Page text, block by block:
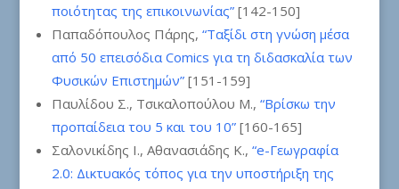
ποιότητας της επικοινωνίας”[142-150]
Παπαδόπουλος Πάρης, “Ταξίδι στη γνώση μέσα
από 50 επεισόδια Comics για τη διδασκαλία των
Φυσικών Επιστημών”[151-159]
Παυλίδου Σ., Τσικαλοπούλου Μ., “Βρίσκω την
προπαίδεια του 5 και του 10”[160-165]
Σαλονικίδης Ι., Αθανασιάδης Κ., “e-Γεωγραφία
2.0: Δικτυακός τόπος για την υποστήριξη της